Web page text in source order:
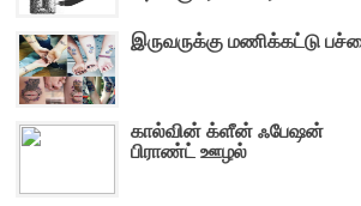
இருவருக்கு மணிக்கட்டு
கால்வின் க்ளீன் ஃபேஷன்
பிராண்ட் ஊழல்